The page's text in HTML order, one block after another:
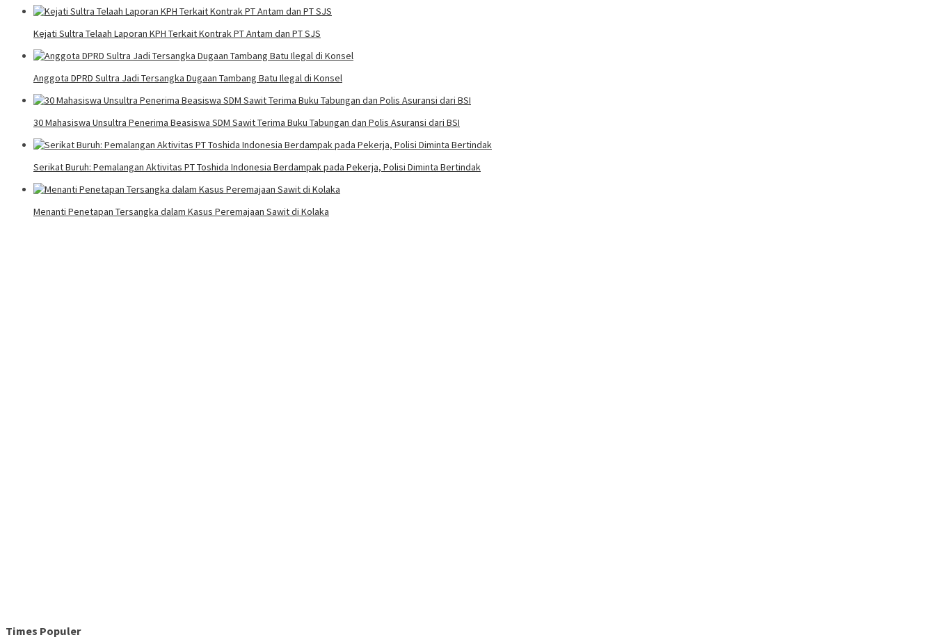
Kejati Sultra Telaah Laporan KPH Terkait Kontrak PT Antam dan PT SJS
Anggota DPRD Sultra Jadi Tersangka Dugaan Tambang Batu Ilegal di Konsel
30 Mahasiswa Unsultra Penerima Beasiswa SDM Sawit Terima Buku Tabungan dan Polis Asuransi dari BSI
Serikat Buruh: Pemalangan Aktivitas PT Toshida Indonesia Berdampak pada Pekerja, Polisi Diminta Bertindak
Menanti Penetapan Tersangka dalam Kasus Peremajaan Sawit di Kolaka
Times Populer